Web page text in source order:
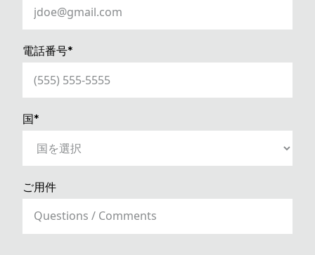
電話番号*(REQUIRED)
国*(REQUIRED)
ご用件